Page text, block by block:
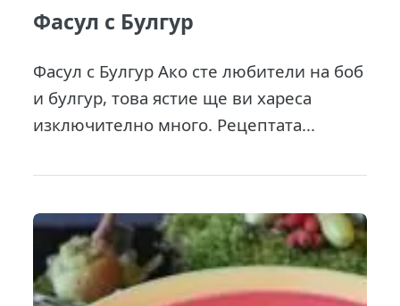
Фасул с Булгур
Фасул с Булгур Ако сте любители на боб
и булгур, това ястие ще ви хареса
изключително много. Рецептата...